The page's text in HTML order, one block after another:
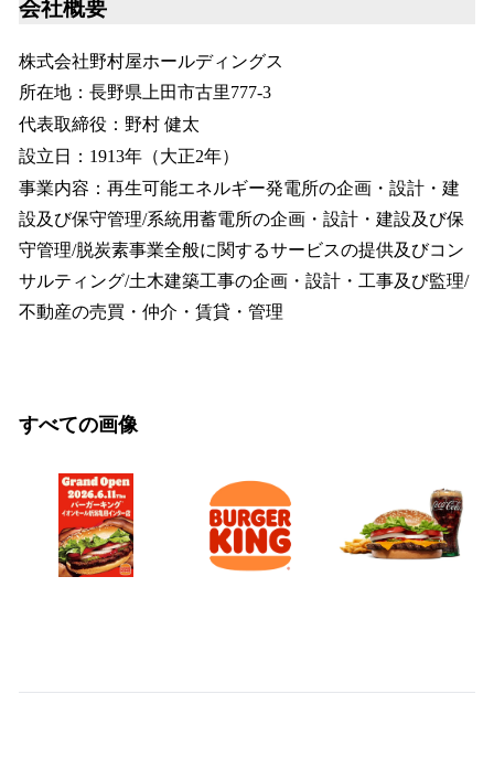
会社概要
株式会社野村屋ホールディングス
所在地：長野県上田市古里777-3
代表取締役：野村 健太
設立日：1913年（大正2年）
事業内容：再生可能エネルギー発電所の企画・設計・建
設及び保守管理/系統用蓄電所の企画・設計・建設及び保
守管理/脱炭素事業全般に関するサービスの提供及びコン
サルティング/土木建築工事の企画・設計・工事及び監理/
不動産の売買・仲介・賃貸・管理
すべての画像